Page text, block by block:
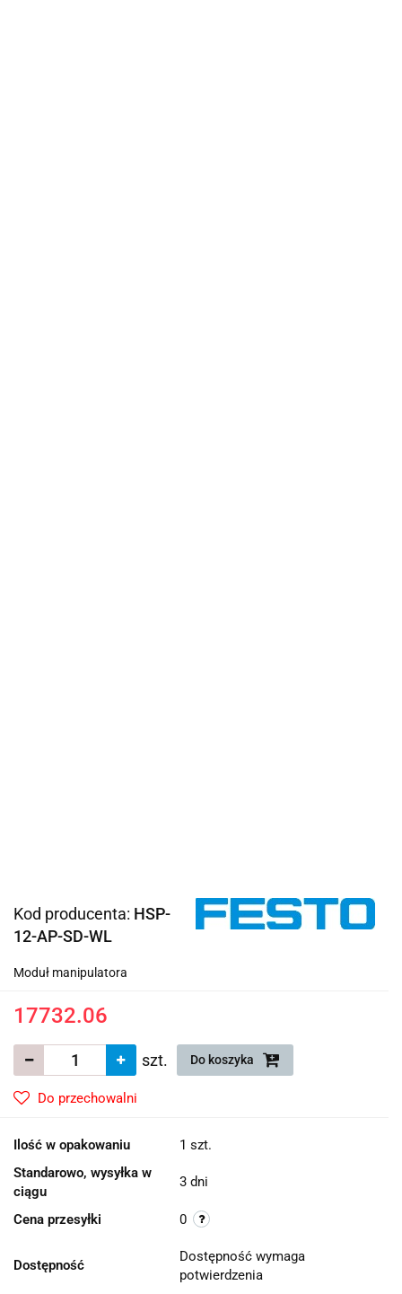
Kod producenta: HSP-
12-AP-SD-WL
Moduł manipulatora
17732.06
szt. Do koszyka
Do przechowalni
Ilość w opakowaniu
1 szt.
Standarowo, wysyłka w
ciągu
3 dni
Cena przesyłki 0
Dostępność
Dostępność wymaga
potwierdzenia